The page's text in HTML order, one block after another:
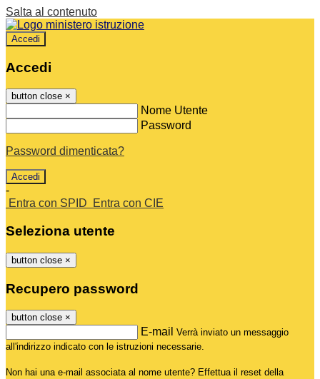
Salta al contenuto
Accedi
Accedi
button close ×
Nome Utente
Password
Password dimenticata?
-
Entra con SPID
Entra con CIE
Seleziona utente
button close ×
Recupero password
button close ×
E-mail Verrà inviato un messaggio
all'indirizzo indicato con le istruzioni necessarie.
Non hai una e-mail associata al nome utente? Effettua il reset della